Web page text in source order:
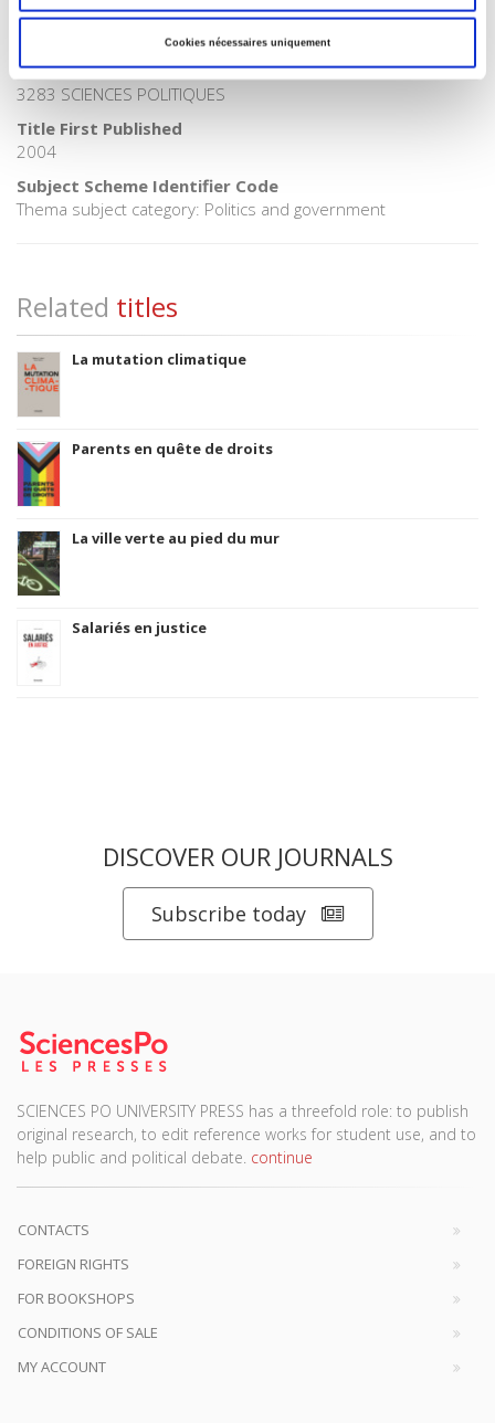
Cookies nécessaires uniquement
Onix Audience Codes
06 Professional and scholarly
CLIL (Version 2013-2019)
3283 SCIENCES POLITIQUES
Title First Published
2004
Subject Scheme Identifier Code
Thema subject category: Politics and government
Related titles
La mutation climatique
Parents en quête de droits
La ville verte au pied du mur
Salariés en justice
DISCOVER OUR JOURNALS
Subscribe today
SCIENCES PO UNIVERSITY PRESS has a threefold role: to publish
original research, to edit reference works for student use, and to
help public and political debate. continue
CONTACTS
FOREIGN RIGHTS
FOR BOOKSHOPS
CONDITIONS OF SALE
MY ACCOUNT